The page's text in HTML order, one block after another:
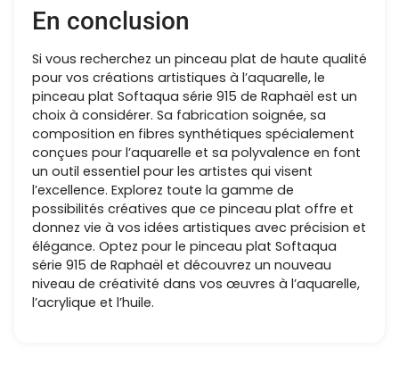
En conclusion
Si vous recherchez un pinceau plat de haute qualité
pour vos créations artistiques à l’aquarelle, le
pinceau plat Softaqua série 915 de Raphaël est un
choix à considérer. Sa fabrication soignée, sa
composition en fibres synthétiques spécialement
conçues pour l’aquarelle et sa polyvalence en font
un outil essentiel pour les artistes qui visent
l’excellence. Explorez toute la gamme de
possibilités créatives que ce pinceau plat offre et
donnez vie à vos idées artistiques avec précision et
élégance. Optez pour le pinceau plat Softaqua
série 915 de Raphaël et découvrez un nouveau
niveau de créativité dans vos œuvres à l’aquarelle,
l’acrylique et l’huile.